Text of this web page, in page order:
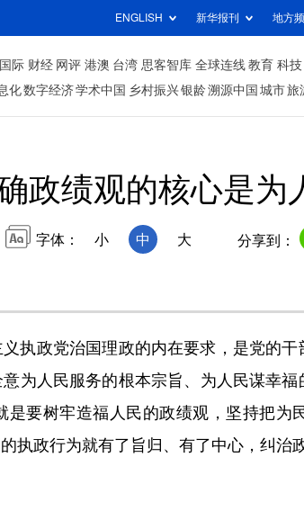
ENGLISH 新华报刊 地方
国际 财经 网评 港澳 台湾 思客智库 全球连线 教育 科技
化数字经济学术中国 乡村振兴银龄溯源中国 城市旅
政绩观的核心是为
字体： 小 中 大 分享到：
政党治国理政的内在要求，是党的干
为人民服务的根本宗旨、为人民谋幸
是要树牢造福人民的政绩观，坚持把为
执政行为就有了旨归、有了中心，纠治